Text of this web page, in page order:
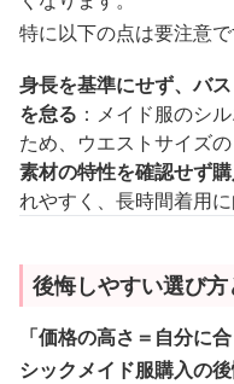
特に以下の点は要注意で
身長を基準にせず、バ
を怠る ：メイド服のシ
ため、ウエストサイズ
素材の特性を確認せず
れやすく、長時間着用
後悔しやすい選び
「価格の高さ＝自分に
シックメイド服購入の